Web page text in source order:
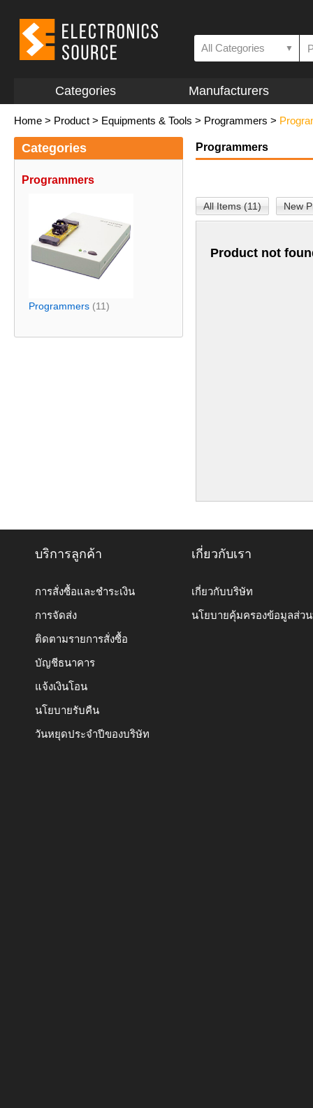
All Categories ▼
Categories Manufacturers
Home > Product > Equipments & Tools > Programmers >
Categories
Programmers
Programmers (11)
Programmers
All Items (11) New
Product not
บริการลูกค้า
การสั่งซื้อและชำระเงิน
การจัดส่ง
ติดตามรายการสั่งซื้อ
บัญชีธนาคาร
แจ้งเงินโอน
นโยบายรับคืน
วันหยุดประจำปีของบริษัท
เกี่ยวกับเรา
เกี่ยวกับบริษัท
นโยบายคุ้มครองข้อมูลส่ว